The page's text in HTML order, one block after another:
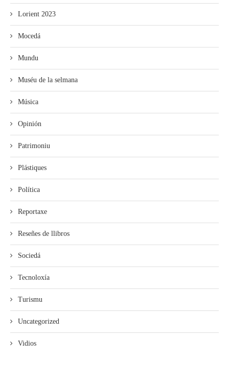
Lorient 2023
Mocedá
Mundu
Muséu de la selmana
Música
Opinión
Patrimoniu
Plástiques
Política
Reportaxe
Reseñes de llibros
Sociedá
Tecnoloxía
Turismu
Uncategorized
Vidios